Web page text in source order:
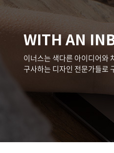
WITH AN
이너스는 색다른 아이디어와
구사하는 디자인 전문가들로